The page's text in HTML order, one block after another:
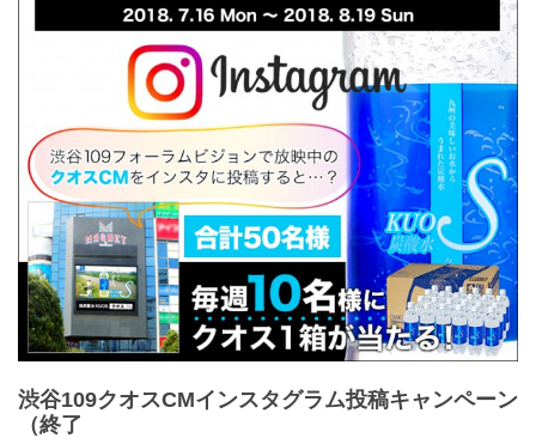
渋谷109クオスCMインスタグラム投稿キャンペーン
（終了